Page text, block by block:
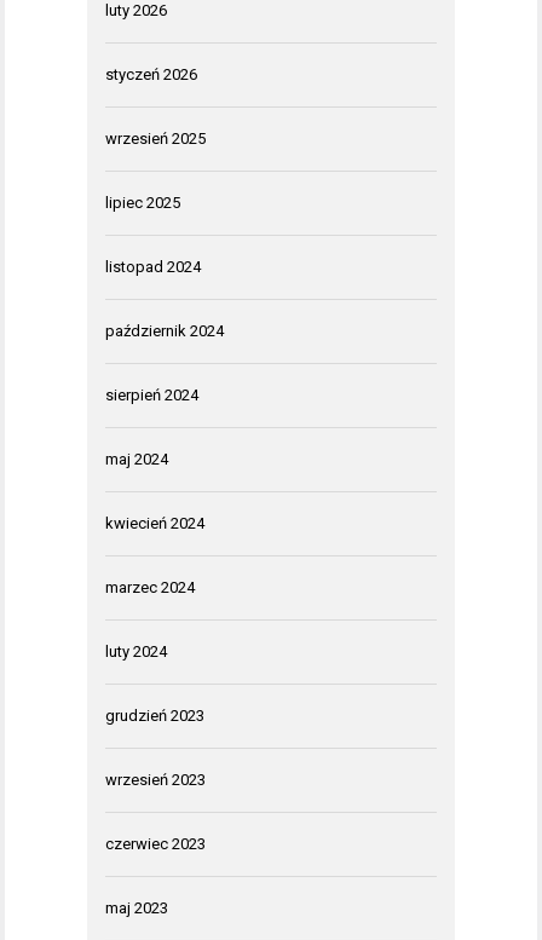
luty 2026
styczeń 2026
wrzesień 2025
lipiec 2025
listopad 2024
październik 2024
sierpień 2024
maj 2024
kwiecień 2024
marzec 2024
luty 2024
grudzień 2023
wrzesień 2023
czerwiec 2023
maj 2023